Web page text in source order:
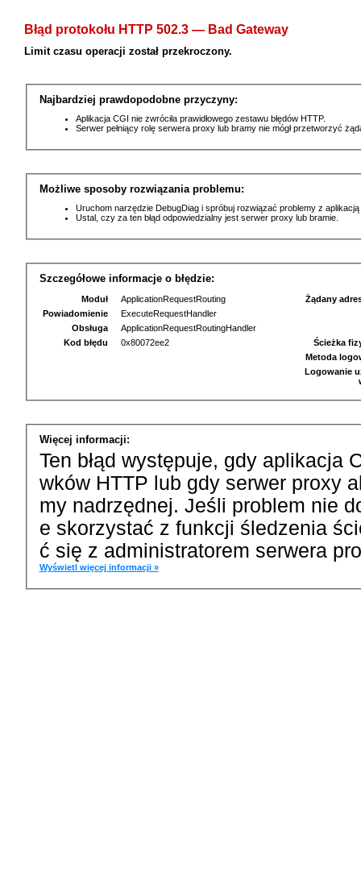
Błąd protokołu HTTP 502.3 — Bad Gateway
Limit czasu operacji został przekroczony.
Najbardziej prawdopodobne przyczyny:
Aplikacja CGI nie zwróciła prawidłowego zestawu błędów HTTP.
Serwer pełniący rolę serwera proxy lub bramy nie mógł przetworzyć
Możliwe sposoby rozwiązania problemu:
Uruchom narzędzie DebugDiag i spróbuj rozwiązać problemy z
Ustal, czy za ten błąd odpowiedzialny jest serwer proxy lub bramie.
Szczegółowe informacje o błędzie:
Moduł
ApplicationRequestRouting
Powiadomienie
ExecuteRequestHandler
Obsługa
ApplicationRequestRoutingHandler
Kod błędu
0x80072ee2
Żądany
Ścieżka
Metoda
Logowanie
Więcej informacji:
Ten błąd występuje, gdy aplikacja
wków HTTP lub gdy serwer proxy
my nadrzędnej. Jeśli problem nie
e skorzystać z funkcji śledzenia
ć się z administratorem serwera
Wyświetl więcej informacji »